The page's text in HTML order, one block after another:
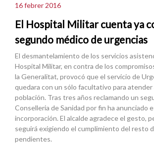
16 febrer 2016
El Hospital Militar cuenta ya
segundo médico de urgencias
El desmantelamiento de los servicios
Hospital Militar, en contra de los
la Generalitat, provocó que el servicio de
quedara con un sólo facultativo para atender
población. Tras tres años reclamando un
Conselleria de Sanidad por fin ha anunciado
incorporación. El alcalde agradece el gesto,
seguirá exigiendo el cumplimiento del resto
pendientes.